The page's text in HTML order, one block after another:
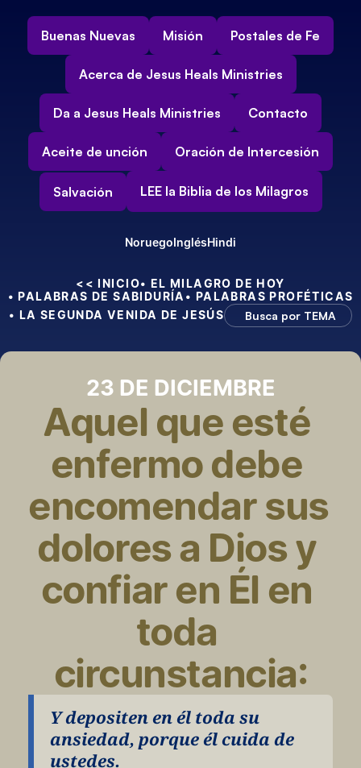
Buenas Nuevas Misión Postales de Fe
Acerca de Jesus Heals Ministries
Da a Jesus Heals Ministries Contacto
Aceite de unción Oración de Intercesión
Salvación LEE la Biblia de los Milagros
NoruegoInglésHindi
<< INICIO• EL MILAGRO DE HOY
• PALABRAS DE SABIDURÍA • PALABRAS PROFÉTICAS
• LA SEGUNDA VENIDA DE JESÚS
Busca por TEMA
23 DE DICIEMBRE
Aquel que esté
enfermo debe
encomendar sus
dolores a Dios y
confiar en Él en
toda
circunstancia:
Y depositen en él toda su
ansiedad, porque él cuida de
ustedes.